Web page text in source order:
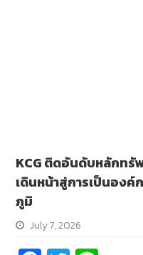
KCG ติดอันดับหลักทรั
เดินหน้าสู่การเป็นองค์
ภูมิ
July 7, 2026